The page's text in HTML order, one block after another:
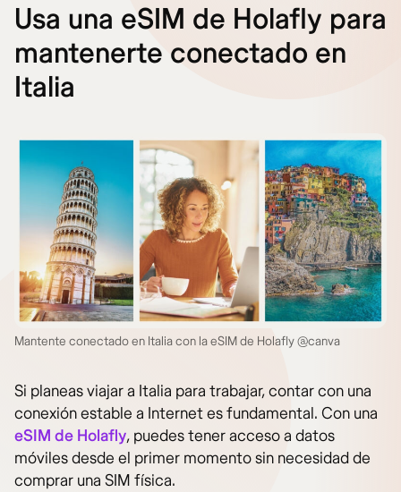
Usa una eSIM de Holafly para
mantenerte conectado en
Italia
Mantente conectado en Italia con la eSIM de Holafly @canva
Si planeas viajar a Italia para trabajar, contar con una
conexión estable a Internet es fundamental. Con una
eSIM de Holafly, puedes tener acceso a datos
móviles desde el primer momento sin necesidad de
comprar una SIM física.